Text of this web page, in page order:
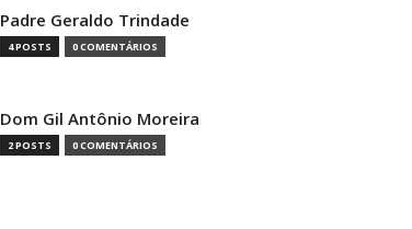
Padre Geraldo Trindade
4 POSTS 0 COMENTÁRIOS
Dom Gil Antônio Moreira
2 POSTS 0 COMENTÁRIOS